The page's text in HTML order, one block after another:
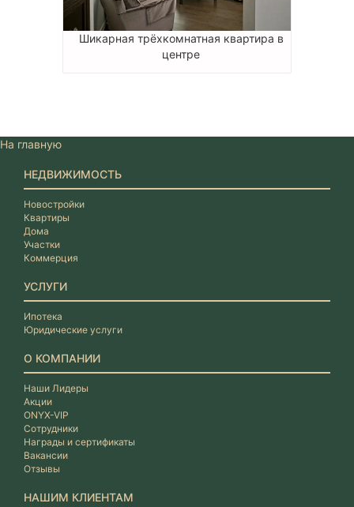
Шикарная трёхкомнатная квартира в
центре
На главную
НЕДВИЖИМОСТЬ
Новостройки
Квартиры
Дома
Участки
Коммерция
УСЛУГИ
Ипотека
Юридические услуги
О КОМПАНИИ
Наши Лидеры
Акции
ONYX-VIP
Сотрудники
Награды и сертификаты
Вакансии
Отзывы
НАШИМ КЛИЕНТАМ